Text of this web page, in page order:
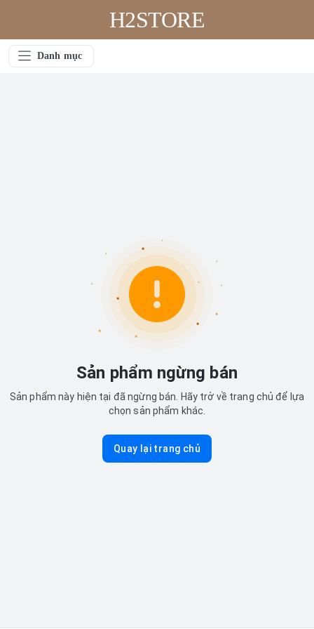
H2STORE
Danh mục
Sản phẩm ngừng bán
Sản phẩm này hiện tại đã ngừng bán. Hãy trở về trang chủ để lựa
chọn sản phẩm khác.
Quay lại trang chủ